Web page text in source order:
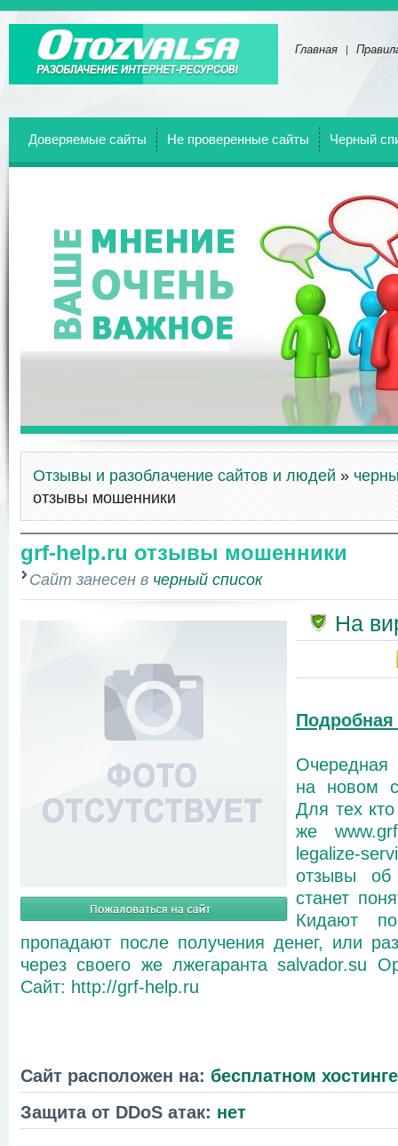
Главная
Доверяемые сайты Не проверенные сайты Черный
Отзывы и разоблачение сайтов и людей »
отзывы мошенники
grf-help.ru отзывы мошенники
Сайт занесен в черный список
На
Очередная
на новом
Для тех
же
legalize-
отзывы
станет
Кидают
пропадают после получения денег, или
через своего же лжегаранта salvador.su
Сайт: http://grf-help.ru
Сайт расположен на: бесплатном хостинге
Защита от DDoS атак: нет